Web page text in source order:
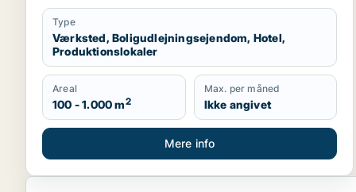
Type
Værksted, Boligudlejningsejendom, Hotel,
Produktionslokaler
Areal
100 - 1.000 m2
Max. per måned
Ikke angivet
Mere info